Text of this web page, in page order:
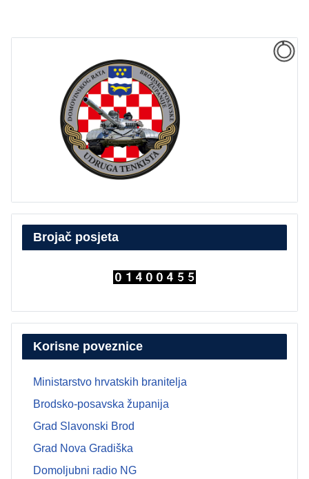
Brojač posjeta
Korisne poveznice
Ministarstvo hrvatskih branitelja
Brodsko-posavska županija
Grad Slavonski Brod
Grad Nova Gradiška
Domoljubni radio NG